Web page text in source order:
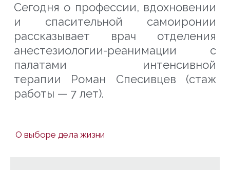
Сегодня о профессии, вдохновении
и спасительной самоиронии
рассказывает врач отделения
анестезиологии-реанимации с
палатами интенсивной
терапии
Роман Спесивцев (стаж
работы — 7 лет).
О выборе дела жизни